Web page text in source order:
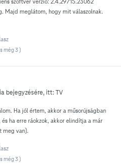
Majd meglátom, hogy mit válaszolnak.
még 3 )
bejegyzésére, itt:TV
Ha jól értem, akkor a műsorújságban
ha erre ráokzok, akkor elindítja a már
meg van).
még 3 )